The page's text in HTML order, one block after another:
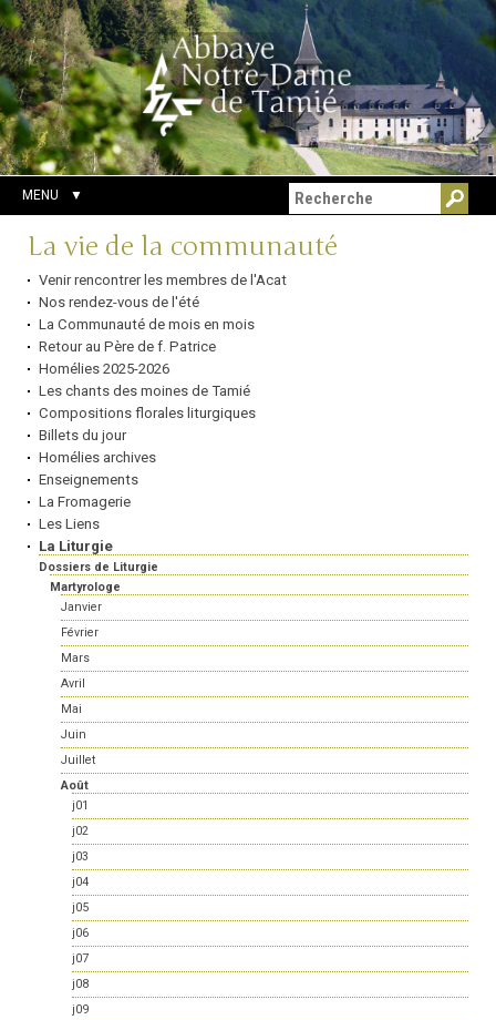
Aller
au
contenu.
|
Aller
à
la
navigation
Outils
personnels
Chercher par
Recherche
avancée…
MENU
Navigation
La vie de la communauté
Venir rencontrer les membres de l'Acat
Nos rendez-vous de l'été
La Communauté de mois en mois
Retour au Père de f. Patrice
Homélies 2025-2026
Les chants des moines de Tamié
Compositions florales liturgiques
Billets du jour
Homélies archives
Enseignements
La Fromagerie
Les Liens
La Liturgie
Dossiers de Liturgie
Martyrologe
Janvier
Février
Mars
Avril
Mai
Juin
Juillet
Août
j01
j02
j03
j04
j05
j06
j07
j08
j09